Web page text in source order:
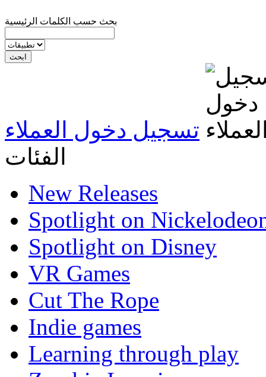
بحث حسب الكلمات الرئيسية
تسجيل دخول العملاء
الفئات
New Releases
Spotlight on
Spotlight on Disney
VR Games
Cut The Rope
Indie games
Learning through play